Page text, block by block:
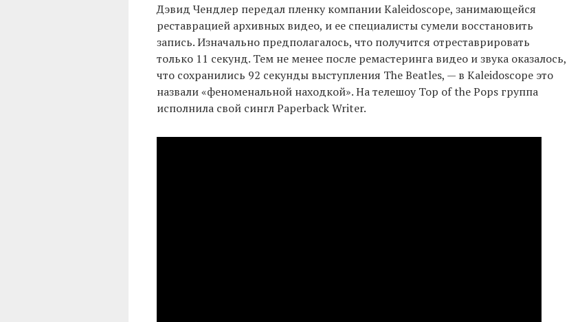
Дэвид Чендлер передал пленку компании Kaleidoscope, занимающейся
реставрацией архивных видео, и ее специалисты сумели восстановить
запись. Изначально предполагалось, что получится отреставрировать
только 11 секунд. Тем не менее после ремастеринга видео и звука оказалось,
что сохранились 92 секунды выступления The Beatles, — в Kaleidoscope это
назвали «феноменальной находкой». На телешоу Top of the Pops группа
исполнила свой сингл Paperback Writer.